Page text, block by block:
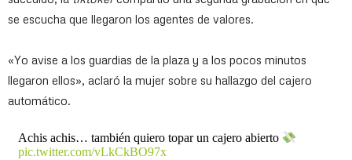
se escucha que llegaron los agentes de valores.
«Yo avise a los guardias de la plaza y a los pocos minutos
llegaron ellos», aclaró la mujer sobre su hallazgo del cajero
automático.
Achis achis… también quiero topar un cajero abierto
pic.twitter.com/vLkCkBO97x